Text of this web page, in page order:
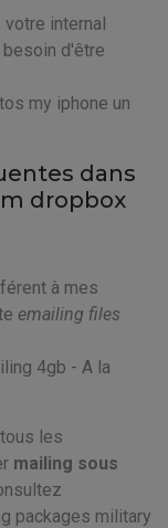
votre internal
d'être
my iphone un
dans
dropbox
à mes
emailing files
4gb - A la
les
mailing sous
packages military